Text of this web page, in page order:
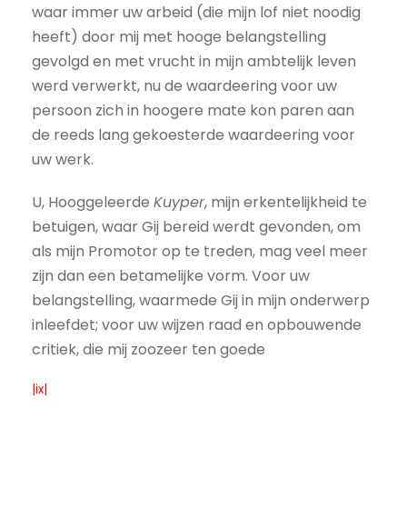
waar immer uw arbeid (die mijn lof niet noodig
heeft) door mij met hooge belangstelling
gevolgd en met vrucht in mijn ambtelijk leven
werd verwerkt, nu de waardeering voor uw
persoon zich in hoogere mate kon paren aan
de reeds lang gekoesterde waardeering voor
uw werk.
U, Hooggeleerde Kuyper, mijn erkentelijkheid te
betuigen, waar Gij bereid werdt gevonden, om
als mijn Promotor op te treden, mag veel meer
zijn dan een betamelijke vorm. Voor uw
belangstelling, waarmede Gij in mijn onderwerp
inleefdet; voor uw wijzen raad en opbouwende
critiek, die mij zoozeer ten goede
|ix|